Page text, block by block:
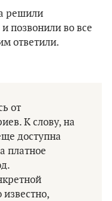
решили
позвонили во все
ответили.
от
К слову, на
доступна
платное